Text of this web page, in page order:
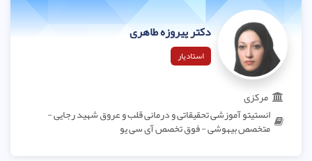
دکتر پیروزه طاهری
استادیار
مرکزی
انستیتو آموزشی تحقیقاتی و درمانی قلب و عروق شهید رجایی -
متخصص بیهوشی - فوق تخصص آی سی یو